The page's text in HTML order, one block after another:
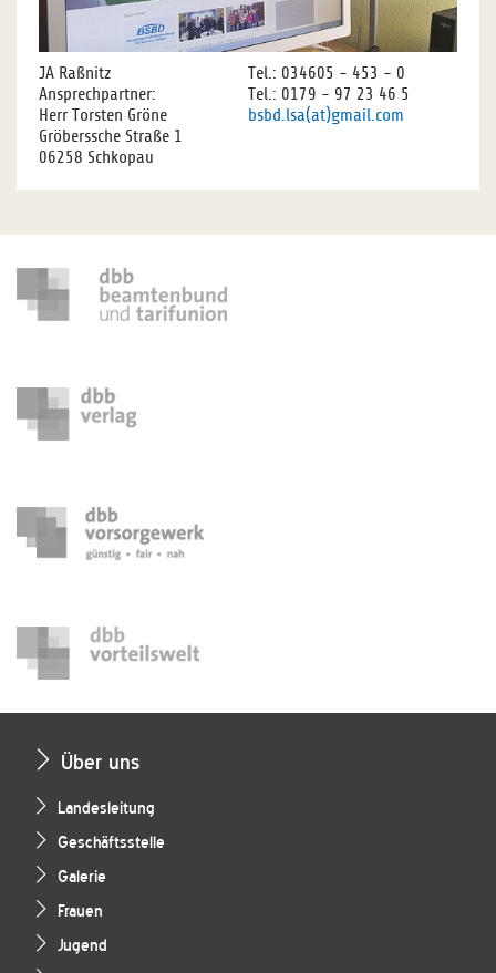
JA Raßnitz
Ansprechpartner:
Herr Torsten Gröne
Gröberssche Straße 1
06258 Schkopau
Tel.: 034605 - 453 - 0
Tel.: 0179 - 97 23 46 5
bsbd.lsa(at)gmail.com
Über uns
Landesleitung
Geschäftsstelle
Galerie
Frauen
Jugend